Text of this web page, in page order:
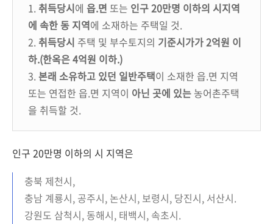
1. 취득당시에 읍.면 또는 인구 20만명 이하의 시지역
에 속한 동 지역에 소재하는 주택일 것.
2. 취득당시 주택 및 부수토지의 기준시가가 2억원 이
하.(한옥은 4억원 이하.)
3.본래 소유하고 있던 일반주택이 소재한 읍.면 지역
또는 연접한 읍.면 지역이 아닌 곳에 있는 농어촌주택
을 취득할 것.
인구 20만명 이하의 시 지역은
충북 제천시,
충남 계룡시, 공주시, 논산시, 보령시, 당진시, 서산시.
강원도 삼척시, 동해시, 태백시, 속초시.